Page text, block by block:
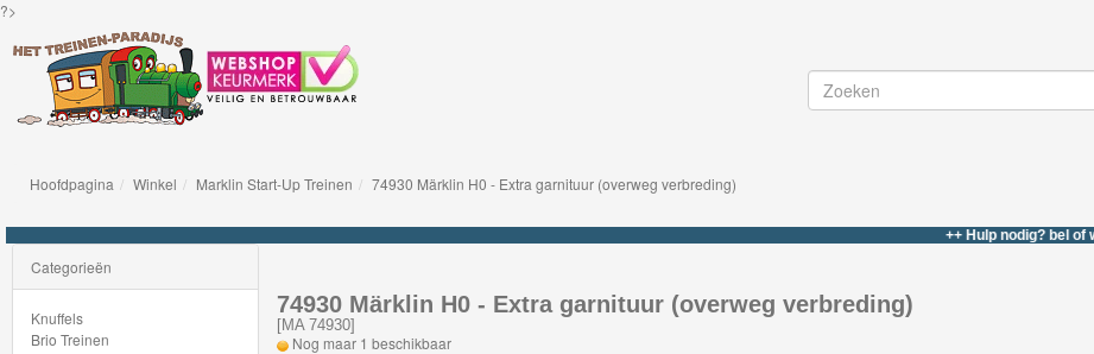
?>
Brio
Treinen
Hoofdpagina
Winkel Marklin Start-Up Treinen 74930 Märklin H0 - Extra garnituur (overweg verbreding)
++ Hulp nodig? bel of
74930 Märklin H0 - Extra garnituur (overweg verbreding)
[MA 74930]
Nog maar 1 beschikbaar
Categorieën
Knuffels
Brio Treinen